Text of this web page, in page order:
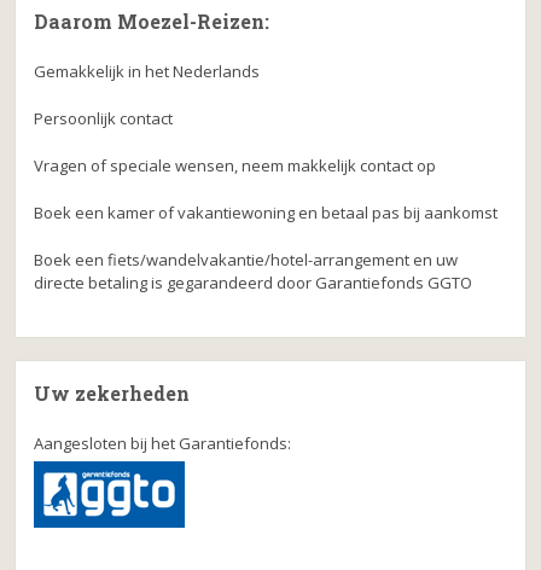
Daarom Moezel-Reizen:
Gemakkelijk in het Nederlands
Persoonlijk contact
Vragen of speciale wensen, neem makkelijk contact op
Boek een kamer of vakantiewoning en betaal pas bij aankomst
Boek een fiets/wandelvakantie/hotel-arrangement en uw
directe betaling is gegarandeerd door Garantiefonds GGTO
Uw zekerheden
Aangesloten bij het Garantiefonds: